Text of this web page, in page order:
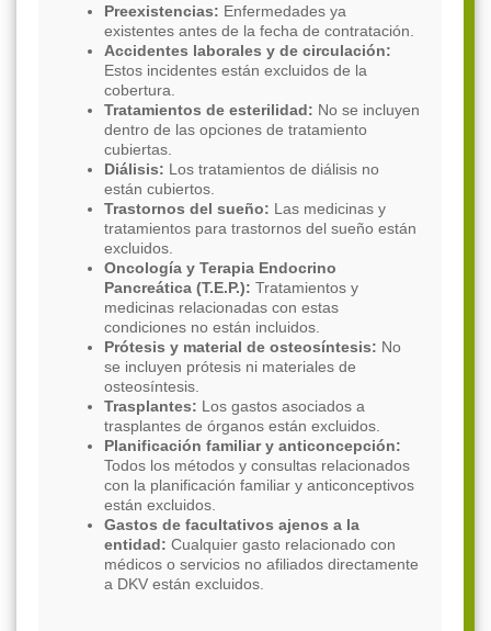
Preexistencias: Enfermedades ya
existentes antes de la fecha de contratación.
Accidentes laborales y de circulación:
Estos incidentes están excluidos de la
cobertura.
Tratamientos de esterilidad: No se incluyen
dentro de las opciones de tratamiento
cubiertas.
Diálisis: Los tratamientos de diálisis no
están cubiertos.
Trastornos del sueño: Las medicinas y
tratamientos para trastornos del sueño están
excluidos.
Oncología y Terapia Endocrino
Pancreática (T.E.P.): Tratamientos y
medicinas relacionadas con estas
condiciones no están incluidos.
Prótesis y material de osteosíntesis: No
se incluyen prótesis ni materiales de
osteosíntesis.
Trasplantes: Los gastos asociados a
trasplantes de órganos están excluidos.
Planificación familiar y anticoncepción:
Todos los métodos y consultas relacionados
con la planificación familiar y anticonceptivos
están excluidos.
Gastos de facultativos ajenos a la
entidad: Cualquier gasto relacionado con
médicos o servicios no afiliados directamente
a DKV están excluidos.